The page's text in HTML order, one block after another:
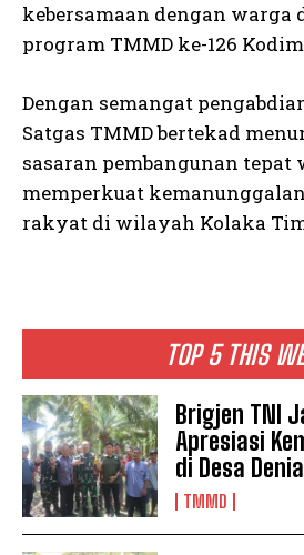
TOP 5 THIS
Brigjen TNI
Apresiasi
di Desa
TMMD
kebersamaan dengan warga
program TMMD ke-126
Dengan semangat
Satgas TMMD bertekad
sasaran pembangunan tepat
memperkuat
rakyat di wilayah Kolaka